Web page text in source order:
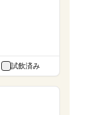
試飲済み